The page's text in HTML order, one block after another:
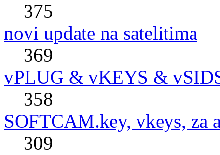
375
novi update na satelitima
369
vPLUG & vKEYS &
358
SOFTCAM.key, vkeys, za
309